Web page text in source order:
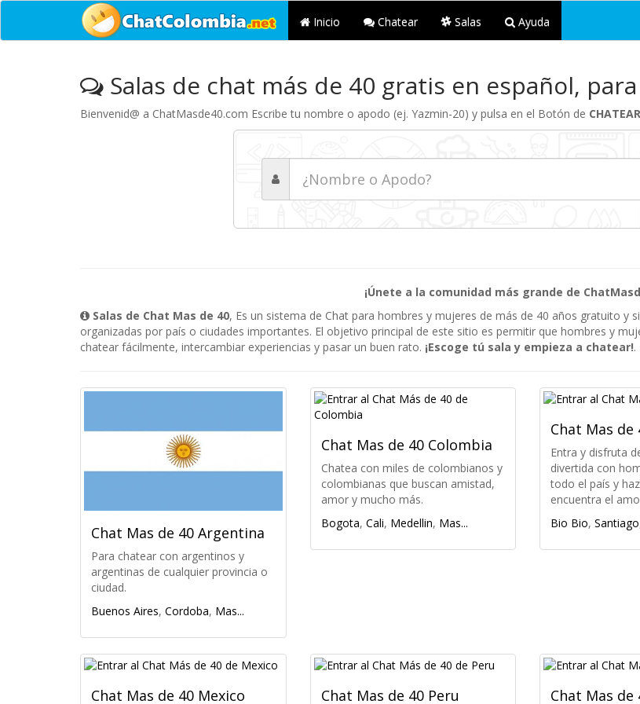
Inicio Chatear Salas Ayuda
Salas de chat más de 40 gratis en español,
Bienvenid@ a ChatMasde40.com Escribe tu nombre o apodo (ej. Yazmin-20) y pulsa en el Botón de CHATEAR
¡Únete a la comunidad más grande de
Salas de Chat Mas de 40, Es un sistema de Chat para hombres y mujeres de más de 40 años gratuito y
organizadas por país o ciudades importantes. El objetivo principal de este sitio es permitir que hombres y
chatear fácilmente, intercambiar experiencias y pasar un buen rato. ¡Escoge tú sala y empieza a chatear!.
Chat Mas de 40 Argentina
Para chatear con argentinos y
argentinas de cualquier provincia o
ciudad.
Buenos Aires, Cordoba, Mas...
Chat Mas de 40 Colombia
Chatea con miles de colombianos y
colombianas que buscan amistad,
amor y mucho más.
Bogota, Cali, Medellin, Mas...
Chat Mas de
Entra y disfruta
divertida con
todo el país y
encuentra el
Bio Bio, Santiago
Chat Mas de 40 Mexico Chat Mas de 40 Peru
Chat Mas de